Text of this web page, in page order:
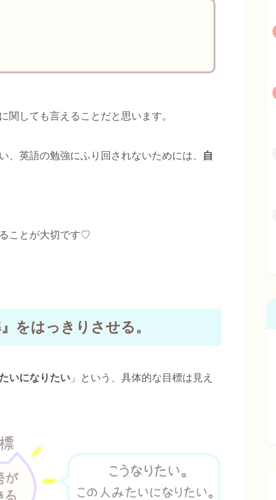
関しても言えることだと思います。
英語の勉強にふり回されないためには、 自
ことが大切です♡
をはっきりさせる。
いになりたい 」という、具体的な目標は見え